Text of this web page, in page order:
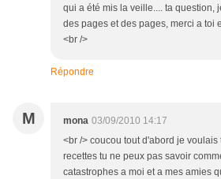
qui a été mis la veille.... ta question,
des pages et des pages, merci a toi
<br />
Répondre
M mona 03/09/2010 14:17
<br /> coucou tout d'abord je
recettes tu ne peux pas savoir
catastrophes a moi et a mes amies